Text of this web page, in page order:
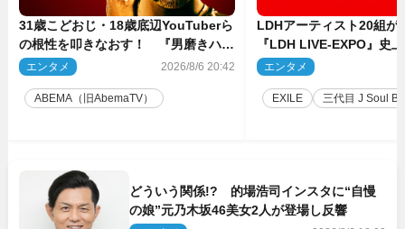
31歳こどおじ・18歳底辺YouTuberら
の根性を叩きなおす！ 『男磨きハウ
ス』第2弾コーチ陣発表
エンタメ 2026/8/6 20:42
ABEMA（旧AbemaTV）
LDHアーティスト20組
『LDH LIVE‐EXPO』史
技場で開催決定
エンタメ
EXILE 三代目 J Soul
どういう関係!? 的場浩司インスタに“自慢
の娘”元乃木坂46美女2人が登場し反響